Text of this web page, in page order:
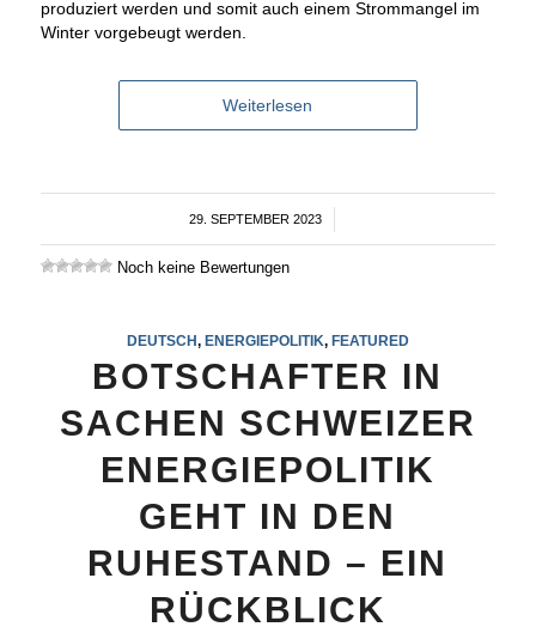
produziert werden und somit auch einem Strommangel im
Winter vorgebeugt werden.
Weiterlesen
29. SEPTEMBER 2023
/
Noch keine Bewertungen
DEUTSCH, ENERGIEPOLITIK, FEATURED
BOTSCHAFTER IN
SACHEN SCHWEIZER
ENERGIEPOLITIK
GEHT IN DEN
RUHESTAND – EIN
RÜCKBLICK